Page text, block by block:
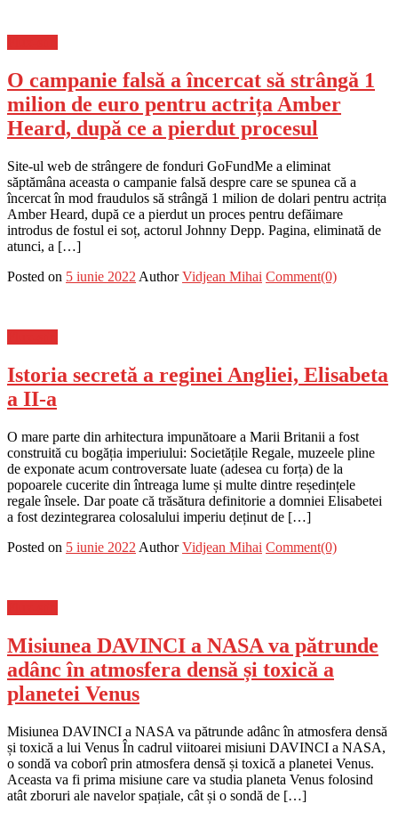
O campanie falsă a încercat să strângă 1
milion de euro pentru actrița Amber
Heard, după ce a pierdut procesul
Site-ul web de strângere de fonduri GoFundMe a eliminat
săptămâna aceasta o campanie falsă despre care se spunea că a
încercat în mod fraudulos să strângă 1 milion de dolari pentru actrița
Amber Heard, după ce a pierdut un proces pentru defăimare
introdus de fostul ei soț, actorul Johnny Depp. Pagina, eliminată de
atunci, a […]
Posted on 5 iunie 2022 Author Vidjean Mihai Comment(0)
Istoria secretă a reginei Angliei, Elisabeta
a II-a
O mare parte din arhitectura impunătoare a Marii Britanii a fost
construită cu bogăția imperiului: Societățile Regale, muzeele pline
de exponate acum controversate luate (adesea cu forța) de la
popoarele cucerite din întreaga lume și multe dintre reședințele
regale însele. Dar poate că trăsătura definitorie a domniei Elisabetei
a fost dezintegrarea colosalului imperiu deținut de […]
Posted on 5 iunie 2022 Author Vidjean Mihai Comment(0)
Misiunea DAVINCI a NASA va pătrunde
adânc în atmosfera densă și toxică a
planetei Venus
Misiunea DAVINCI a NASA va pătrunde adânc în atmosfera densă
și toxică a lui Venus În cadrul viitoarei misiuni DAVINCI a NASA,
o sondă va coborî prin atmosfera densă și toxică a planetei Venus.
Aceasta va fi prima misiune care va studia planeta Venus folosind
atât zboruri ale navelor spațiale, cât și o sondă de […]